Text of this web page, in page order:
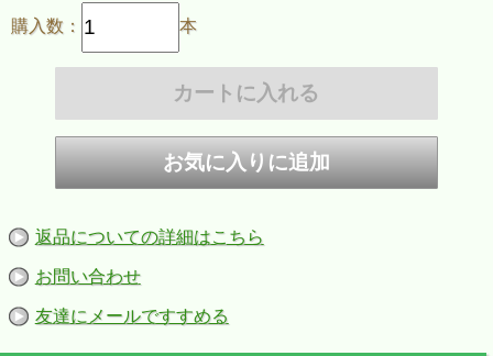
購入数： 本
返品についての詳細はこちら
お問い合わせ
友達にメールですすめる